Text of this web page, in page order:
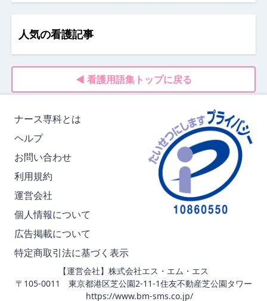
人気の看護記事
◀ 看護用語集トップに戻る
ナース専科とは
ヘルプ
お問い合わせ
利用規約
運営会社
個人情報について
広告掲載について
特定商取引法に基づく表示
【運営会社】株式会社エス・エム・エス
〒105-0011 東京都港区芝公園2-11-1住友不動産芝公園タワー
https://www.bm-sms.co.jp/